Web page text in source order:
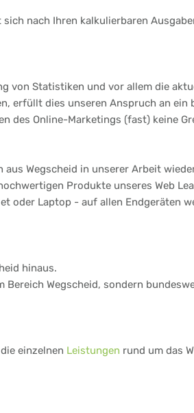
nach Ihren kalkulierbaren
von Statistiken und vor allem die
erfüllt dies unseren Anspruch an ein
des Online-Marketings (fast) keine
Wegscheid in unserer Arbeit
Produkte unseres Web
oder Laptop - auf allen Endgeräten
hinaus.
Wegscheid, sondern
einzelnen Leistungen rund um das